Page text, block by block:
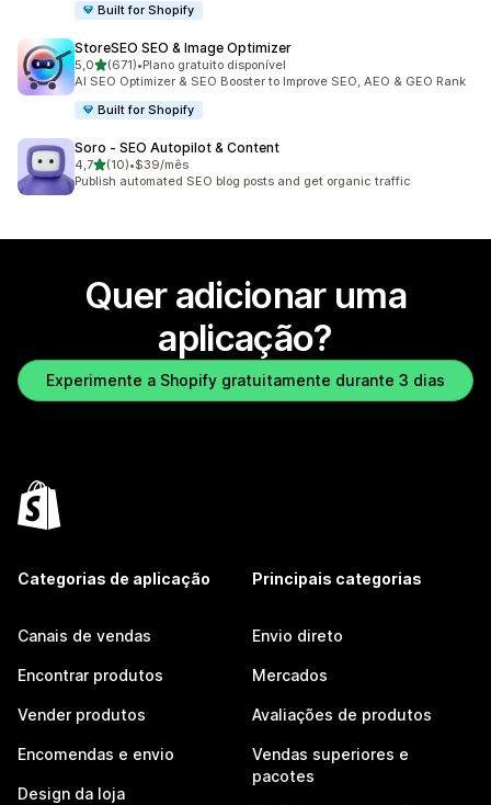
Built for Shopify
StoreSEO SEO & Image Optimizer
5,0de 5 estrelas
(671)
671 total de avaliações
•Plano gratuito disponível
AI SEO Optimizer & SEO Booster to Improve SEO, AEO & GEO Rank
Built for Shopify
Soro ‑ SEO Autopilot & Content
4,7de 5 estrelas
(10)
10 total de avaliações
•$39/mês
Publish automated SEO blog posts and get organic traffic
Quer adicionar uma
aplicação?
Experimente a Shopify gratuitamente durante 3 dias
Categorias de aplicação
Canais de vendas
Encontrar produtos
Vender produtos
Encomendas e envio
Design da loja
Principais categorias
Envio direto
Mercados
Avaliações de produtos
Vendas superiores e
pacotes